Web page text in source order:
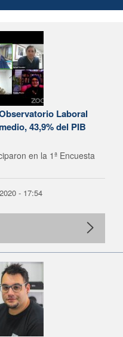
Laboral
43,9% del PIB
en la 1ª Encuesta
- 17:54